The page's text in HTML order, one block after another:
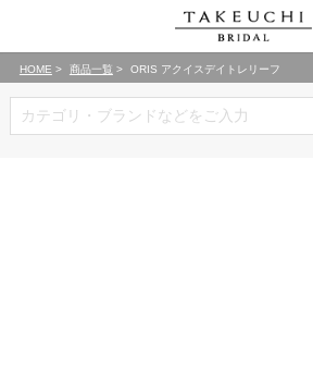
HOME 商品一覧 ORIS アクイスデイトレリーフ